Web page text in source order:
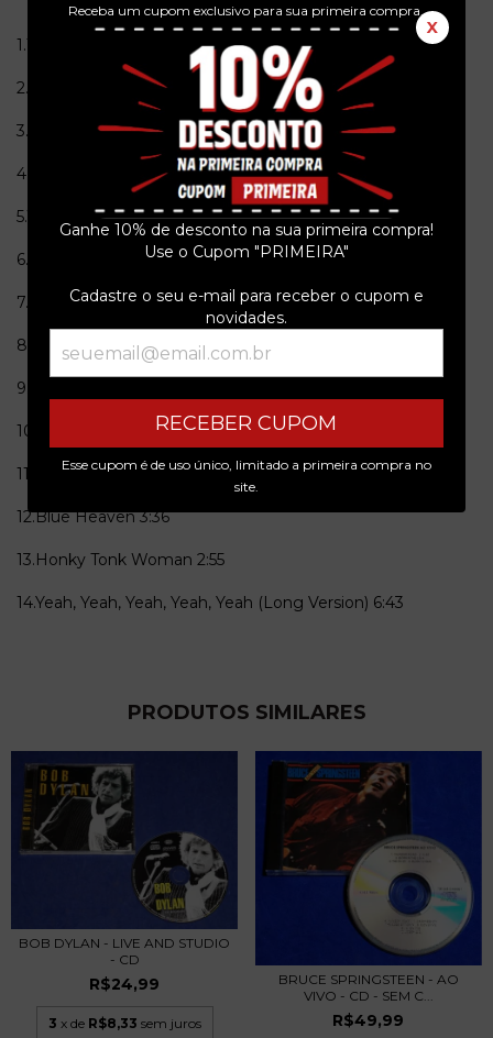
Receba um cupom exclusivo para sua primeira compra.
X
Ganhe 10% de desconto na sua primeira compra!
Use o Cupom "PRIMEIRA"
Cadastre o seu e-mail para receber o cupom e
novidades.
RECEBER CUPOM
Esse cupom é de uso único, limitado a primeira compra no
site.
1.The Sunny Side Of The Street 2:42
2.If I Should Fall From Grace With God 2:19
3.Lorelei 3:31
4.Thousands Are Sailing 5:25
5.White City 2:31
6.Fairytale Of New York 4:31
7.Fiesta 4:12
8.Rain Street 4:00
9.Turkish Song Of The Damned
10.Summer In Siam 4:05
11.Misty Morning, Albert Bridge 3:01
12.Blue Heaven 3:36
13.Honky Tonk Woman 2:55
14.Yeah, Yeah, Yeah, Yeah, Yeah (Long Version) 6:43
PRODUTOS SIMILARES
BOB DYLAN - LIVE AND STUDIO
- CD
R$24,99
3 x de R$8,33 sem juros
BRUCE SPRINGSTEEN - AO
VIVO - CD - SEM C...
R$49,99